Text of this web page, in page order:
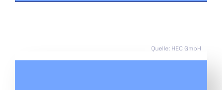
Quelle: HEC GmbH